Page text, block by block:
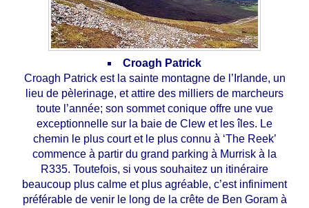
Croagh Patrick
Croagh Patrick est la sainte montagne de l’Irlande, un
lieu de pèlerinage, et attire des milliers de marcheurs
toute l’année; son sommet conique offre une vue
exceptionnelle sur la baie de Clew et les îles. Le
chemin le plus court et le plus connu à ‘The Reek’
commence à partir du grand parking à Murrisk à la
R335. Toutefois, si vous souhaitez un itinéraire
beaucoup plus calme et plus agréable, c’est infiniment
préférable de venir le long de la crête de Ben Goram à